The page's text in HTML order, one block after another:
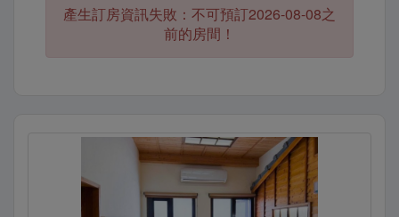
產生訂房資訊失敗：不可預訂2026-08-08之
前的房間！